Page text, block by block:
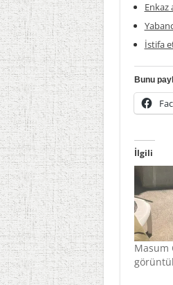
İstifa
Bunu
İlgili
Masum